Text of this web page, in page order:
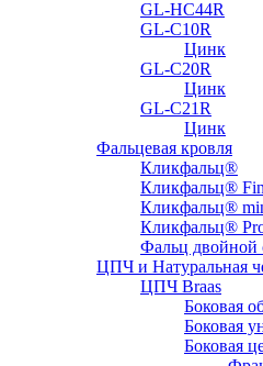
GL-HC44R
GL-С10R
Цинк
GL-С20R
Цинк
GL-С21R
Цинк
Фальцевая кровля
Кликфальц®
Кликфальц®
Кликфальц®
Кликфальц®
Фальц двойной
ЦПЧ и Натуральная
ЦПЧ Braas
Боковая
Боковая
Боковая